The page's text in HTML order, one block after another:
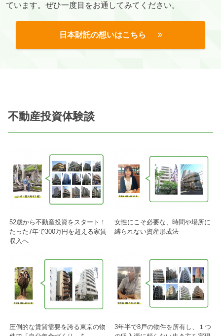
ています。ぜひ一度目をお通してみてください。
日本財託の想いはこちら
不動産投資体験談
52歳から不動産投資をスタート！
たった7年で300万円を超える家賃
収入へ
女性にこそ必要な、時間や場所に
縛られない資産形成法
圧倒的な賃貸需要を誇る東京の物
3年半で8戸の物件を所有し、１つ